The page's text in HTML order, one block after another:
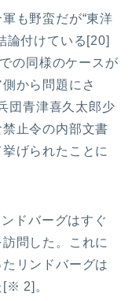
も野蛮だが“東洋
論付けている[20]
の同様のケースが
から問題にさ
団青津喜久太郎少
止令の内部文書
げられたことに
ドバーグはすぐ
問した。これに
リンドバーグは
[※ 2]。